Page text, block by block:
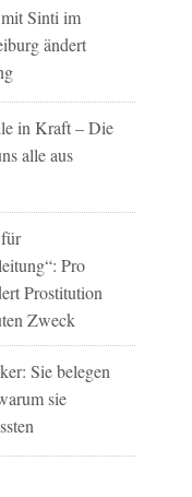
Sinti im
ändert
in Kraft – Die
alle aus
Pro
Prostitution
Zweck
Sie belegen
sie